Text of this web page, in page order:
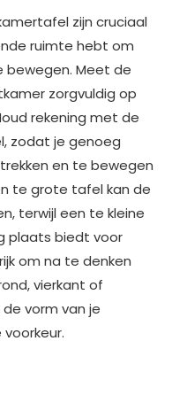
zijn cruciaal
ruimte hebt om
Meet de
zorgvuldig op
rekening met de
zodat je genoeg
en te bewegen
te grote tafel kan de
terwijl een te kleine
plaats biedt voor
om na te denken
vierkant of
vorm van je